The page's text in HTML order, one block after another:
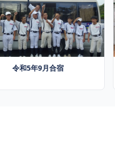
令和5年9月合宿